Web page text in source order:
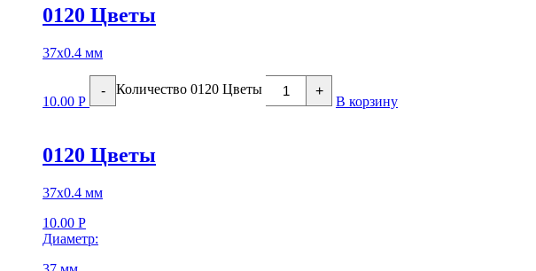
0120 Цветы
37х0.4 мм
10.00 Р
- Количество 0120 Цветы +
В корзину
0120 Цветы
37х0.4 мм
10.00 Р
Диаметр: